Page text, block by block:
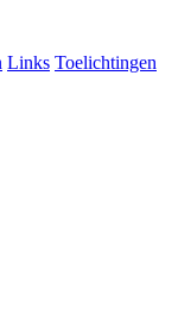
Links Toelichtingen